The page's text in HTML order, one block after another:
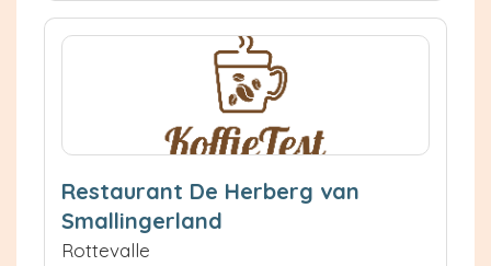
Restaurant De Herberg van
Smallingerland
Rottevalle